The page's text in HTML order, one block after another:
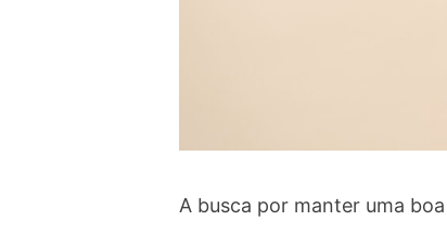
A busca por manter uma